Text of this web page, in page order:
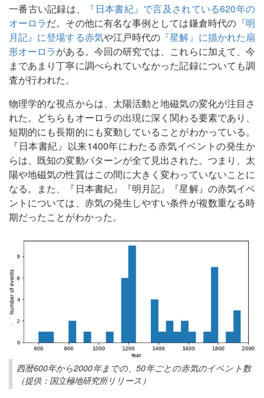
一番古い記録は、
『日本書紀』で言及されている620年の
オーロラだ。その他に有名な事例としては鎌倉時代の『明
月記』に登場する赤気や江戸時代の 『星解』に描かれた扇
形オーロラがある。今回の研究では、これらに加えて、今
まであまり丁寧に調べられていなかった記録についても調
査が行われた。
物理学的な視点からは、太陽活動と地磁気の変化が注目さ
れた。どちらもオーロラの出現に深く関わる要素であり、
短期的にも長期的にも変動していることがわかっている。
『日本書紀』以来1400年にわたる赤気イベントの発生か
らは、既知の変動パターンが全て見出された。つまり、太
陽や地磁気の性質はこの間に大きく変わっていないことに
なる。また、『日本書紀』『明月記』『星解』の赤気イベ
ントについては、赤気の発生しやすい条件が複数重なる時
期だったことがわかった。
西暦600年から2000年までの、50年ごとの赤気のイベント数
（提供：国立極地研究所リリース）